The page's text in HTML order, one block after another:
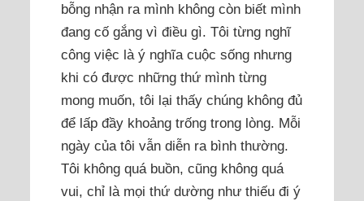
bỗng nhận ra mình không còn biết mình
đang cố gắng vì điều gì. Tôi từng nghĩ
công việc là ý nghĩa cuộc sống nhưng
khi có được những thứ mình từng
mong muốn, tôi lại thấy chúng không đủ
để lấp đầy khoảng trống trong lòng. Mỗi
ngày của tôi vẫn diễn ra bình thường.
Tôi không quá buồn, cũng không quá
vui, chỉ là mọi thứ dường như thiếu đi ý